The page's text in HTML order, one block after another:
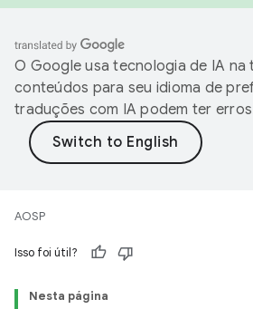
O Google usa tecnologia de IA na
conteúdos para seu idioma de
traduções com IA podem ter
AOSP
Isso foi útil?
Nesta página